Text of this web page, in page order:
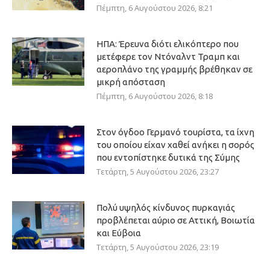
Πέμπτη, 6 Αυγούστου 2026, 8:21
ΗΠΑ: Έρευνα διότι ελικόπτερο που
μετέφερε τον Ντόναλντ Τραμπ και
αεροπλάνο της γραμμής βρέθηκαν σε
μικρή απόσταση
Πέμπτη, 6 Αυγούστου 2026, 8:18
Στον όγδοο Γερμανό τουρίστα, τα ίχνη
του οποίου είχαν χαθεί ανήκει η σορός
που εντοπίστηκε δυτικά της Σύμης
Τετάρτη, 5 Αυγούστου 2026, 23:27
Πολύ υψηλός κίνδυνος πυρκαγιάς
προβλέπεται αύριο σε Αττική, Βοιωτία
και Εύβοια
Τετάρτη, 5 Αυγούστου 2026, 23:19